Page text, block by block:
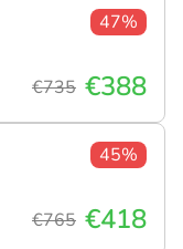
47%
€735 €388
45%
€765 €418